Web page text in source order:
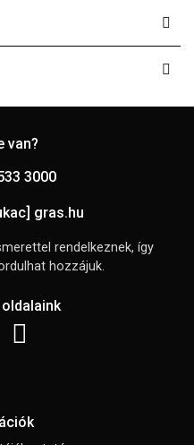
van?
3000
gras.hu
rendelkeznek, így
hozzájuk.